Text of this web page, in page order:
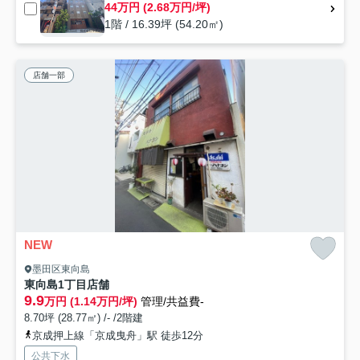
44万円 (2.68万円/坪)
1階 / 16.39坪 (54.20㎡)
店舗一部
NEW
墨田区東向島
東向島1丁目店舗
9.9万円 (1.14万円/坪) 管理/共益費-
8.70坪 (28.77㎡) /- /2階建
京成押上線「京成曳舟」駅 徒歩12分
公共下水